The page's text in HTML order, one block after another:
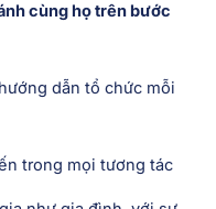
cùng họ trên bước
dẫn tổ chức mỗi
trong mọi tương tác